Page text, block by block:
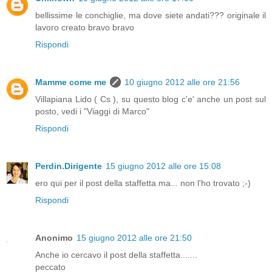
bellissime le conchiglie, ma dove siete andati??? originale il
lavoro creato bravo bravo
Rispondi
Mamme come me
10 giugno 2012 alle ore 21:56
Villapiana Lido ( Cs ), su questo blog c'e' anche un post sul
posto, vedi i "Viaggi di Marco"
Rispondi
Perdin.Dirigente 15 giugno 2012 alle ore 15:08
ero qui per il post della staffetta ma... non l'ho trovato ;-)
Rispondi
Anonimo 15 giugno 2012 alle ore 21:50
Anche io cercavo il post della staffetta.......
peccato